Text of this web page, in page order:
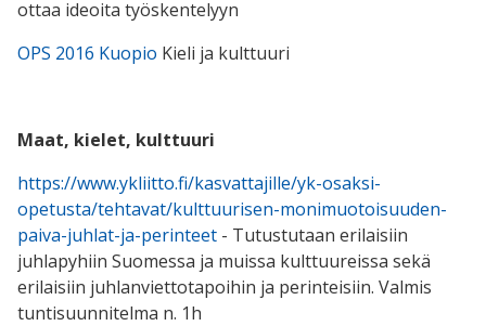
ottaa ideoita työskentelyyn
OPS 2016 Kuopio Kieli ja kulttuuri
Maat, kielet, kulttuuri
https://www.ykliitto.fi/kasvattajille/yk-osaksi-
opetusta/tehtavat/kulttuurisen-monimuotoisuuden-
paiva-juhlat-ja-perinteet - Tutustutaan erilaisiin
juhlapyhiin Suomessa ja muissa kulttuureissa sekä
erilaisiin juhlanviettotapoihin ja perinteisiin. Valmis
tuntisuunnitelma n. 1h